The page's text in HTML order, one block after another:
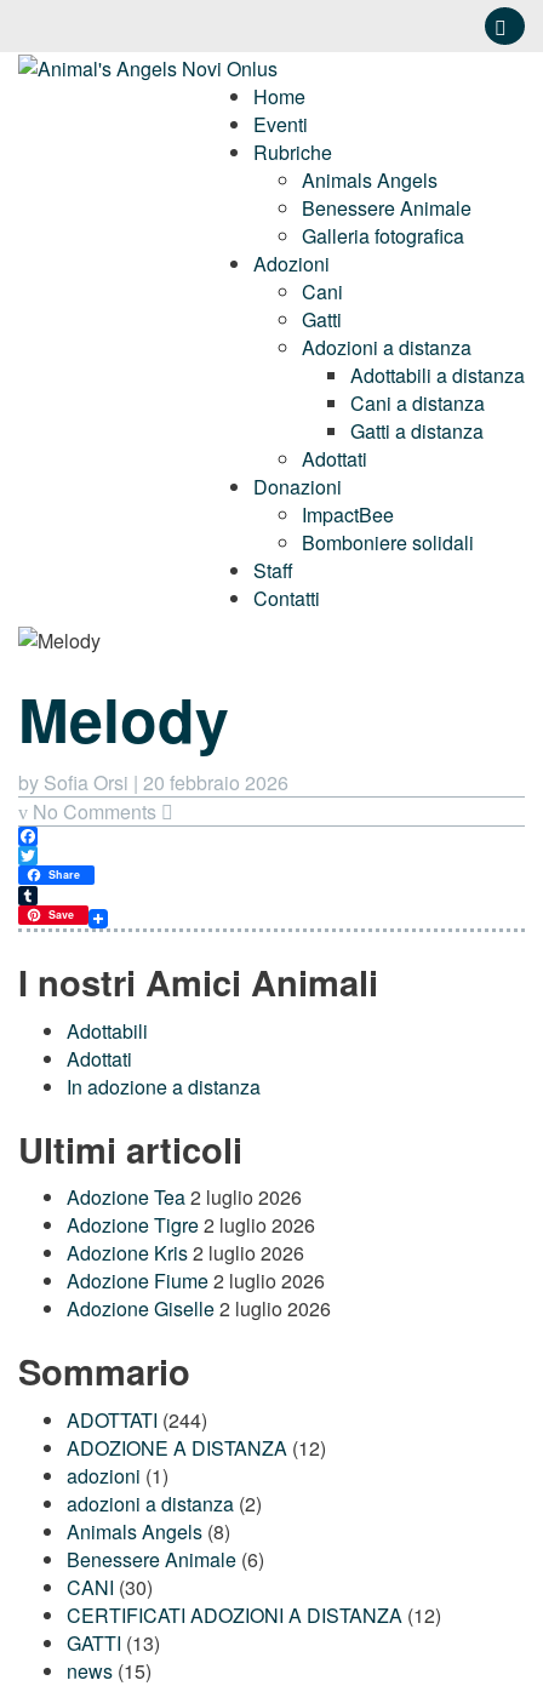
Home
Eventi
Rubriche
Animals Angels
Benessere Animale
Galleria fotografica
Adozioni
Cani
Gatti
Adozioni a distanza
Adottabili a distanza
Cani a distanza
Gatti a distanza
Adottati
Donazioni
ImpactBee
Bomboniere solidali
Staff
Contatti
Melody
by Sofia Orsi | 20 febbraio 2026
No Comments
Facebook
Twitter
Share
Tumblr
Save
I nostri Amici Animali
Adottabili
Adottati
In adozione a distanza
Ultimi articoli
Adozione Tea2 luglio 2026
Adozione Tigre2 luglio 2026
Adozione Kris2 luglio 2026
Adozione Fiume2 luglio 2026
Adozione Giselle2 luglio 2026
Sommario
ADOTTATI (244)
ADOZIONE A DISTANZA (12)
adozioni (1)
adozioni a distanza (2)
Animals Angels (8)
Benessere Animale (6)
CANI (30)
CERTIFICATI ADOZIONI A DISTANZA (12)
GATTI (13)
news (15)